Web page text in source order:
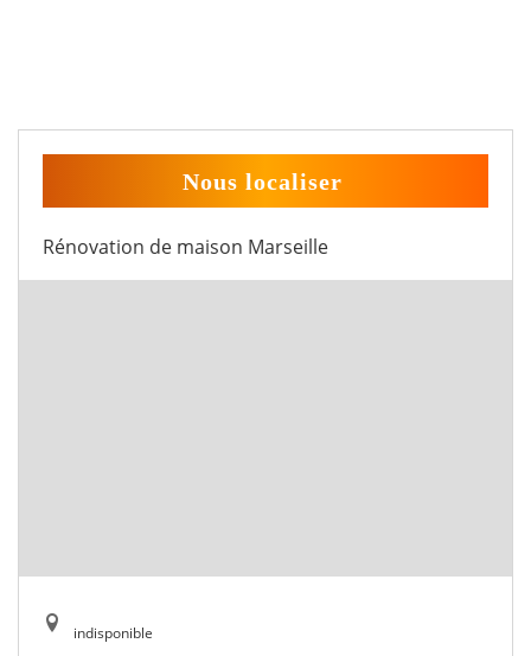
Nous localiser
Rénovation de maison Marseille
indisponible